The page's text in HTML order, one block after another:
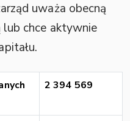
uważa obecną
lub chce aktywnie
2 394 569